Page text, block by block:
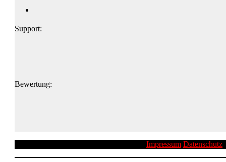
Support:
Bewertung:
Impressum Datenschutz